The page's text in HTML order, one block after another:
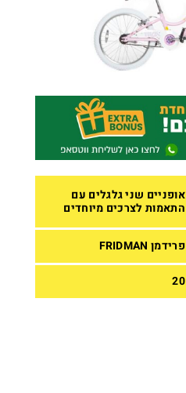
אופניים שני גלגלים עם
התאמות לצרכים מיוחדים
פרידמן FRIDMAN
20